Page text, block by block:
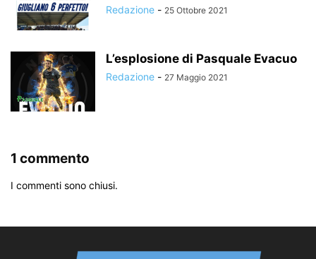
Redazione - 25 Ottobre 2021
L’esplosione di Pasquale Evacuo
Redazione - 27 Maggio 2021
1 commento
I commenti sono chiusi.